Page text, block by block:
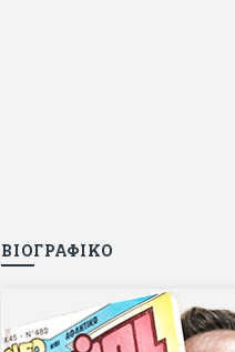
ΒΙΟΓΡΑΦΙΚΟ